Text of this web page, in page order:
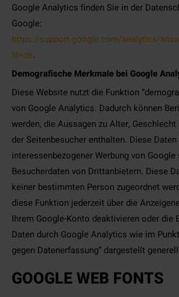
Google Analytics finden Sie in der
Google:
https://support.google.com/analytics/
hl=de.
Demografische Merkmale bei Google
Diese Website nutzt die Funktion
von Google Analytics. Dadurch können
werden, die Aussagen zu Alter,
der Seitenbesucher enthalten. Diese
interessenbezogener Werbung von
Besucherdaten von Drittanbietern. Diese
keiner bestimmten Person zugeordnet
diese Funktion jederzeit über die
Ihrem Google-Konto deaktivieren oder die
Daten durch Google Analytics wie im
gegen Datenerfassung” dargestellt
GOOGLE WEB FONTS